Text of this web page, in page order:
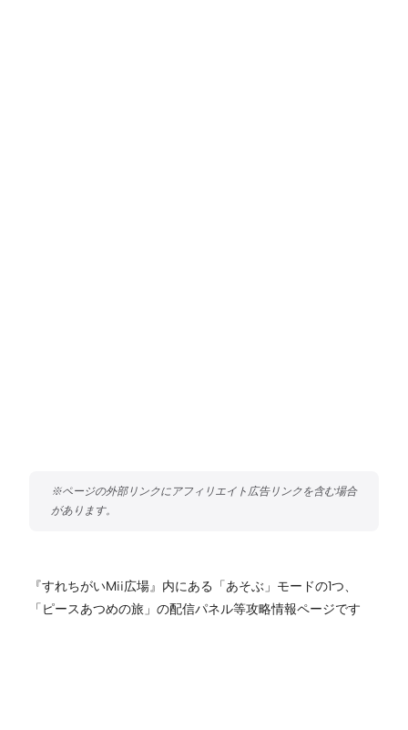
『すれちがいMii広場』内にある「あそぶ」モードの1つ、
「ピースあつめの旅」の配信パネル等攻略情報ページです